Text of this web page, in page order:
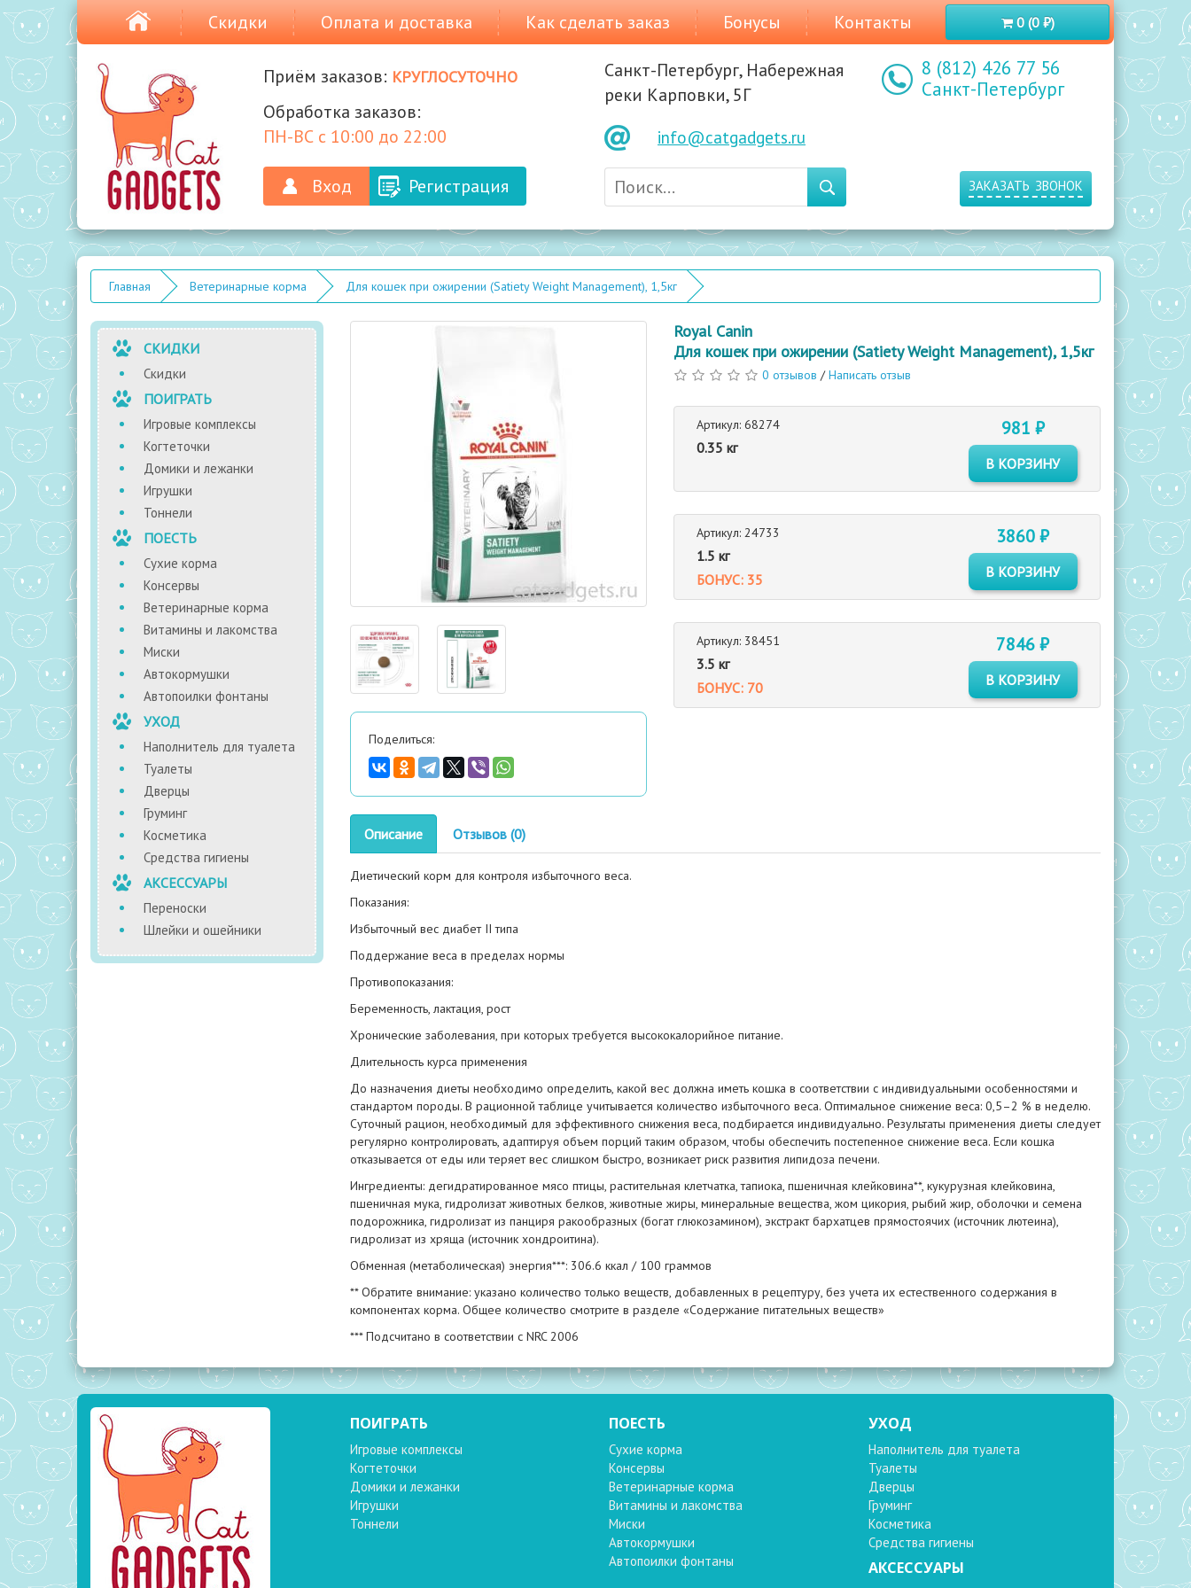
0 (0 ₽)
Скидки Оплата и доставка Как сделать заказ Бонусы Контакты
Приём заказов: круглосуточно
Обработка заказов:
ПН-ВС с 10:00 до 22:00
Вход Регистрация
Санкт-Петербург, Набережная
реки Карповки, 5Г
info@catgadgets.ru
8 (812) 426 77 56
Санкт-Петербург
заказать звонок
Главная Ветеринарные корма Для кошек при ожирении (Satiety Weight Management), 1,5кг
СКИДКИ
Скидки
ПОИГРАТЬ
Игровые комплексы
Когтеточки
Домики и лежанки
Игрушки
Тоннели
ПОЕСТЬ
Сухие корма
Консервы
Ветеринарные корма
Витамины и лакомства
Миски
Автокормушки
Автопоилки фонтаны
УХОД
Наполнитель для туалета
Туалеты
Дверцы
Груминг
Косметика
Средства гигиены
АКСЕССУАРЫ
Переноски
Шлейки и ошейники
Поделиться:
Royal Canin
Для кошек при ожирении (Satiety Weight Management), 1,5кг
0 отзывов /Написать отзыв
Артикул: 68274
0.35 кг
981 ₽
В КОРЗИНУ
Артикул: 24733
1.5 кг
БОНУС: 35
3860 ₽
В КОРЗИНУ
Артикул: 38451
3.5 кг
БОНУС: 70
7846 ₽
В КОРЗИНУ
Описание Отзывов (0)
Диетический корм для контроля избыточного веса.
Показания:
Избыточный вес диабет II типа
Поддержание веса в пределах нормы
Противопоказания:
Беременность, лактация, рост
Хронические заболевания, при которых требуется высококалорийное питание.
Длительность курса применения
До назначения диеты необходимо определить, какой вес должна иметь кошка в соответствии с индивидуальными особенностями и
стандартом породы. В рационной таблице учитывается количество избыточного веса. Оптимальное снижение веса: 0,5–2 % в неделю.
Суточный рацион, необходимый для эффективного снижения веса, подбирается индивидуально. Результаты применения диеты следует
регулярно контролировать, адаптируя объем порций таким образом, чтобы обеспечить постепенное снижение веса. Если кошка
отказывается от еды или теряет вес слишком быстро, возникает риск развития липидоза печени.
Ингредиенты: дегидратированное мясо птицы, растительная клетчатка, тапиока, пшеничная клейковина**, кукурузная клейковина,
пшеничная мука, гидролизат животных белков, животные жиры, минеральные вещества, жом цикория, рыбий жир, оболочки и семена
подорожника, гидролизат из панциря ракообразных (богат глюкозамином), экстракт бархатцев прямостоячих (источник лютеина),
гидролизат из хряща (источник хондроитина).
Обменная (метаболическая) энергия***: 306.6 ккал / 100 граммов
** Обратите внимание: указано количество только веществ, добавленных в рецептуру, без учета их естественного содержания в
компонентах корма. Общее количество смотрите в разделе «Содержание питательных веществ»
*** Подсчитано в соответствии с NRC 2006
ПОИГРАТЬ
Игровые комплексы
Когтеточки
Домики и лежанки
Игрушки
Тоннели
ПОЕСТЬ
Сухие корма
Консервы
Ветеринарные корма
Витамины и лакомства
Миски
Автокормушки
Автопоилки фонтаны
УХОД
Наполнитель для туалета
Туалеты
Дверцы
Груминг
Косметика
Средства гигиены
АКСЕССУАРЫ